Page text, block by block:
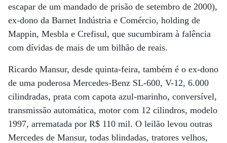
escapar de um mandado de prisão de setembro de 2000),
ex-dono da Barnet Indústria e Comércio, holding de
Mappin, Mesbla e Crefisul, que sucumbiram à falência
com dívidas de mais de um bilhão de reais.
Ricardo Mansur, desde quinta-feira, também é o ex-dono
de uma poderosa Mercedes-Benz SL-600, V-12, 6.000
cilindradas, prata com capota azul-marinho, conversível,
transmissão automática, motor com 12 cilindros, modelo
1997, arrematada por R$ 110 mil. O leilão levou outras
Mercedes de Mansur, todas blindadas, tratores velhos,